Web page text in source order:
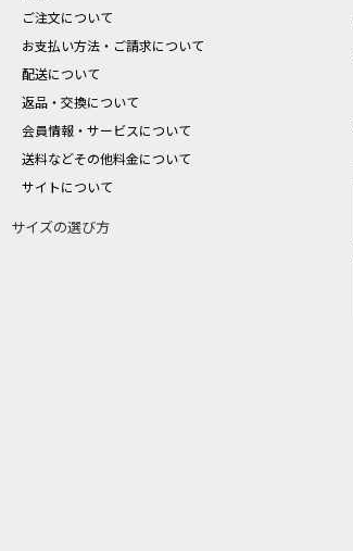
ご注文について
お支払い方法・ご請求について
配送について
返品・交換について
会員情報・サービスについて
送料などその他料金について
サイトについて
サイズの選び方